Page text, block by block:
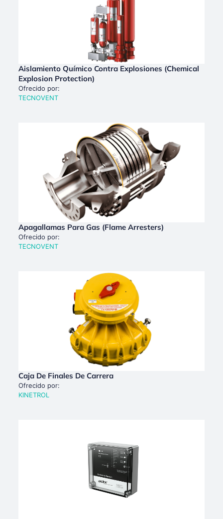
Aislamiento Químico Contra Explosiones (Chemical
Explosion Protection)
Ofrecido por:
TECNOVENT
Apagallamas Para Gas (Flame Arresters)
Ofrecido por:
TECNOVENT
Caja De Finales De Carrera
Ofrecido por:
KINETROL